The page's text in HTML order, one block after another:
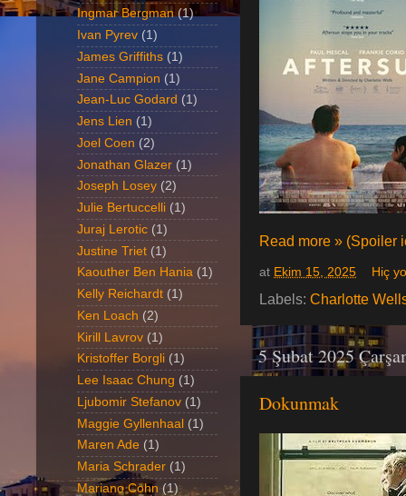
Read more » (Spoiler
at Ekim 15, 2025 Hiç
Labels: Charlotte
5 Şubat 2025
Dokunmak
Ingmar Bergman (1)
Ivan Pyrev (1)
James Griffiths (1)
Jane Campion (1)
Jean-Luc Godard (1)
Jens Lien (1)
Joel Coen (2)
Jonathan Glazer (1)
Joseph Losey (2)
Julie Bertuccelli (1)
Juraj Lerotic (1)
Justine Triet (1)
Kaouther Ben Hania (1)
Kelly Reichardt (1)
Ken Loach (2)
Kirill Lavrov (1)
Kristoffer Borgli (1)
Lee Isaac Chung (1)
Ljubomir Stefanov (1)
Maggie Gyllenhaal (1)
Maren Ade (1)
Maria Schrader (1)
Mariano Cohn (1)